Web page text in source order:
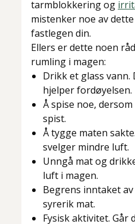
tarmblokkering og
mistenker noe av
fastlegen din.
Ellers er dette noen
rumling i magen:
Drikk et glass
hjelper fordøyelsen.
Å spise noe,
spist.
Å tygge maten
svelger mindre luft.
Unngå mat og
luft i magen.
Begrens inntaket
syrerik mat.
Fysisk aktivitet.